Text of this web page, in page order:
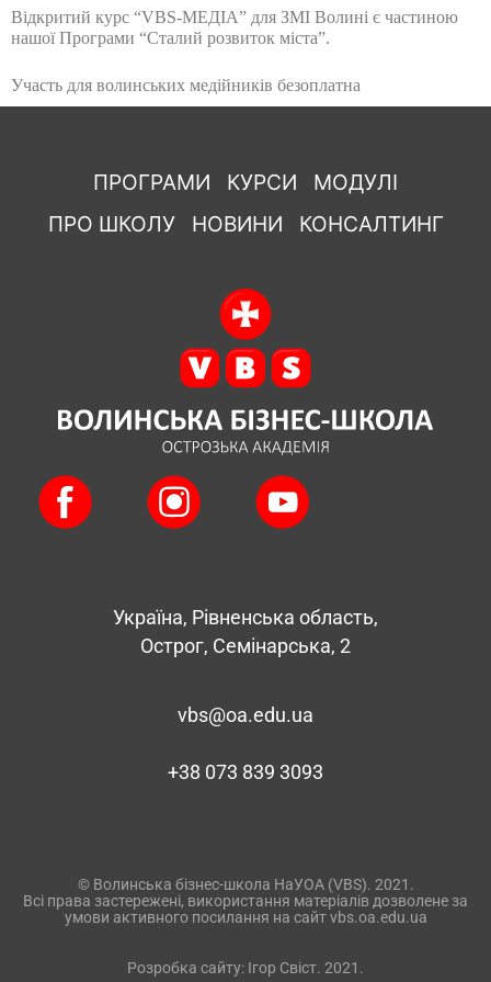
Відкритий курс “VBS-MЕДІА” для ЗМІ Волині є частиною
нашої Програми “Сталий розвиток міста”.
Участь для волинських медійників безоплатна
ПРОГРАМИ КУРСИ
МОДУЛІ
ПРО ШКОЛУ
НОВИНИ КОНСАЛТИНГ
Україна, Рівненська область,
Острог, Семінарська, 2
vbs@oa.edu.ua
+38 073 839 3093
© Волинська бізнес-школа НаУОА (VBS). 2021.
Всі права застережені, використання матеріалів дозволене за
умови активного посилання на сайтvbs.oa.edu.ua
Розробка сайту: Ігор Свіст. 2021.